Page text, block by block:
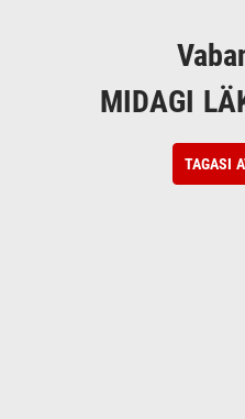
MIDAGI
TAGASI